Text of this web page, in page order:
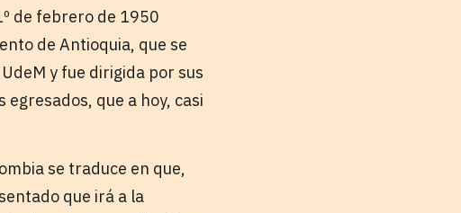
de febrero de 1950
de Antioquia, que se
y fue dirigida por sus
que a hoy, casi
se traduce en que,
que irá a la